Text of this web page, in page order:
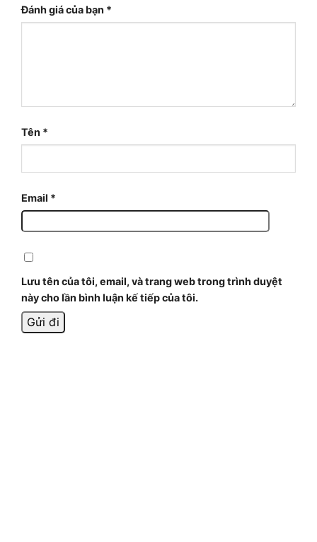
Đánh giá của bạn *
Tên *
Email *
Lưu tên của tôi, email, và trang web trong trình duyệt
này cho lần bình luận kế tiếp của tôi.